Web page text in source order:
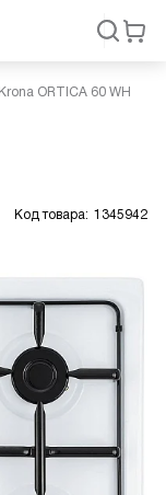
ORTICA 60 WH
Код товара: 1345942